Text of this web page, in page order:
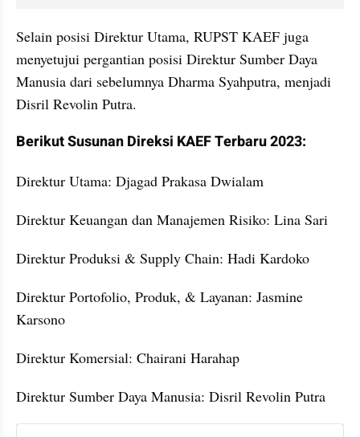
Selain posisi Direktur Utama, RUPST KAEF juga
menyetujui pergantian posisi Direktur Sumber Daya
Manusia dari sebelumnya Dharma Syahputra, menjadi
Disril Revolin Putra.
Berikut Susunan Direksi KAEF Terbaru 2023:
Direktur Utama: Djagad Prakasa Dwialam
Direktur Keuangan dan Manajemen Risiko: Lina Sari
Direktur Produksi & Supply Chain: Hadi Kardoko
Direktur Portofolio, Produk, & Layanan: Jasmine
Karsono
Direktur Komersial: Chairani Harahap
Direktur Sumber Daya Manusia: Disril Revolin Putra